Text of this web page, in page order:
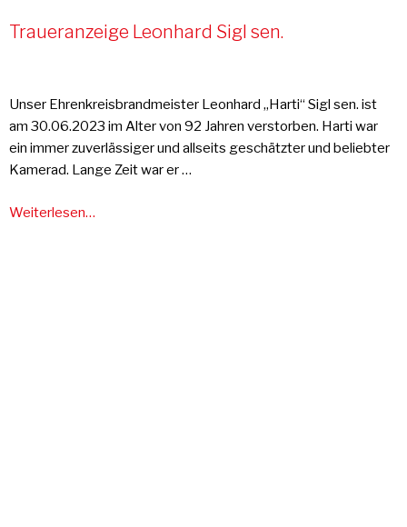
Traueranzeige Leonhard Sigl sen.
Unser Ehrenkreisbrandmeister Leonhard „Harti“ Sigl sen. ist
am 30.06.2023 im Alter von 92 Jahren verstorben. Harti war
ein immer zuverlässiger und allseits geschätzter und beliebter
Kamerad. Lange Zeit war er …
Weiterlesen…